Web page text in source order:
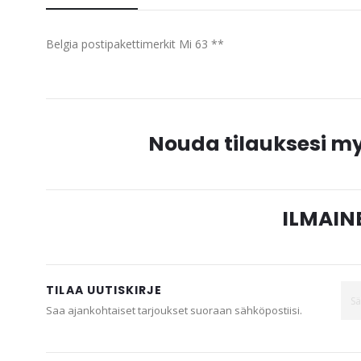
of
gallery
Belgia postipakettimerkit Mi 63 **
Nouda tilauksesi
TILAA UUTISKIRJE
Saa ajankohtaiset tarjoukset suoraan sähköpostiisi.